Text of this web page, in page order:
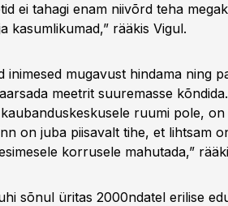
ei tahagi enam niivõrd teha
kasumlikumad,” rääkis Vigul.
inimesed mugavust hindama ning
meetrit suuremasse
ruumi pole,
on juba piisavalt tihe, et lihtsam
korrusele mahutada,”
sõnul üritas 2000ndatel erilise